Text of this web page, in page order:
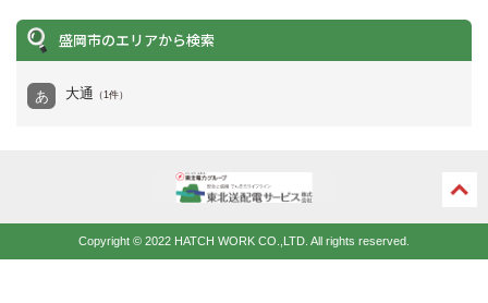
盛岡市のエリアから検索
あ 大通 （1件）
先頭
Copyright © 2022 HATCH WORK CO.,LTD. All rights reserved.